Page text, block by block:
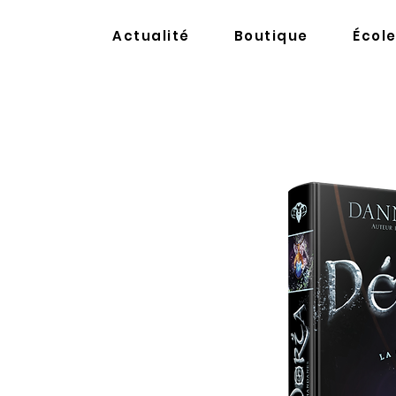
Actualité Boutique